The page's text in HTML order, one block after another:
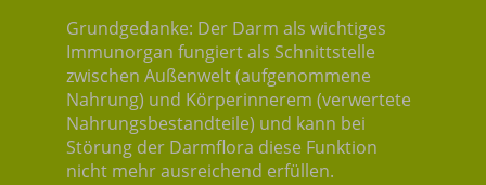
Grundgedanke: Der Darm als wichtiges
Immunorgan fungiert als Schnittstelle
zwischen Außenwelt (aufgenommene
Nahrung) und Körperinnerem (verwertete
Nahrungsbestandteile) und kann bei
Störung der Darmflora diese Funktion
nicht mehr ausreichend erfüllen.